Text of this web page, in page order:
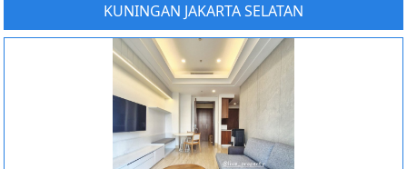
KUNINGAN JAKARTA SELATAN